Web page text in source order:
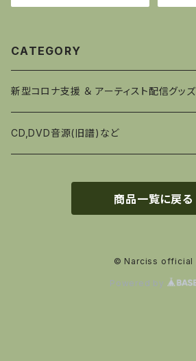
CATEGORY
新型コロナ支援 ＆ アーティスト配信グッズ
CD,DVD音源(旧譜)など
商品一覧に戻る
© Narciss official
Powered by